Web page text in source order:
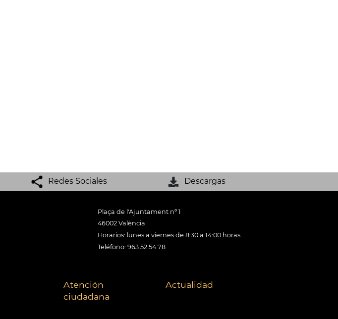
Redes Sociales Descargas
Plaça de l'Ajuntament nº 1
46002 València
Horarios: lunes a viernes de 8:30 a 14:00 horas
Teléfono: 963 52 54 78
Atención
ciudadana
Actualidad